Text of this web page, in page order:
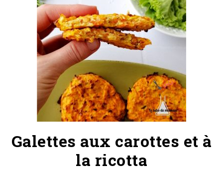
Galettes aux carottes et à
la ricotta